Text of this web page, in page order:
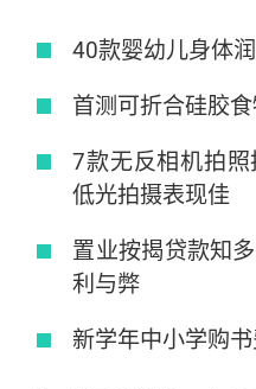
40款婴幼儿身体
首测可折合硅胶
7款无反相机拍
低光拍摄表现佳
置业按揭贷款知
利与弊
新学年中小学购